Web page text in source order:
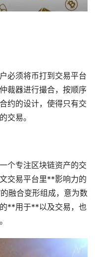
必须将币打到交易平台
裁器进行撮合，按顺序
约的设计，使得只有交
交易。
个专注区块链资产的交
交易平台里**影响力的
融合变形组成，意为数
**用于**以及交易，也